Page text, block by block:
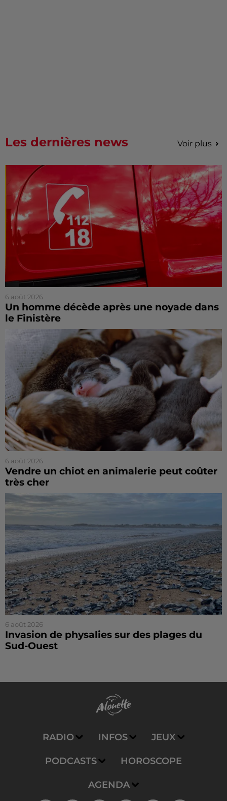
Les dernières news Voir plus
6 août 2026
Un homme décède après une noyade dans
le Finistère
6 août 2026
Vendre un chiot en animalerie peut coûter
très cher
6 août 2026
Invasion de physalies sur des plages du
Sud-Ouest
RADIO INFOS JEUX
PODCASTS HOROSCOPE
AGENDA